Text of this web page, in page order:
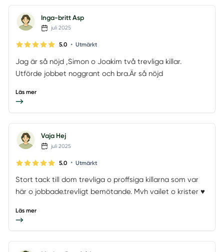
Inga-britt Asp
juli 2025
5.0 • Utmärkt
Jag är så nöjd ,Simon o Joakim två trevliga killar.
Utförde jobbet noggrant och bra.Är så nöjd
Läs mer
Vaja Hej
juli 2025
5.0 • Utmärkt
Stort tack till dom trevliga o proffsiga killarna som var
här o jobbade.trevligt bemötande. Mvh vailet o krister ♥️
Läs mer